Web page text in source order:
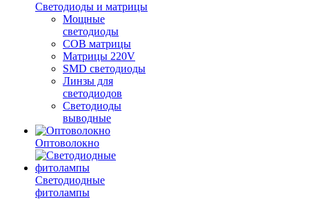
Светодиоды и матрицы
Мощные
светодиоды
COB матрицы
Матрицы 220V
SMD светодиоды
Линзы для
светодиодов
Светодиоды
выводные
Оптоволокно
Светодиодные
фитолампы